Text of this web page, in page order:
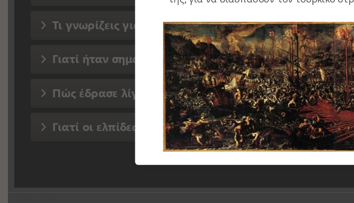
Τι γνωρίζεις για τη ναυμαχία του Τσεσμέ;
Γιατί ήταν σημαντική η συνθήκη του Κιουτσούκ
Πώς έδρασε λίγα χρόνια αργότερα ο Λάμπρος
Γιατί οι ελπίδες των Ελλήνων στράφηκαν προς του